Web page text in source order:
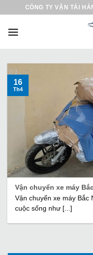
CÔNG TY VẬN TẢI
Vận chuyển xe máy
Vận chuyển xe máy Bắc
cuộc sống như [...]
16
Th4